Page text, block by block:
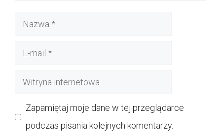
Nazwa
Witryna
Zapamiętaj moje dane w tej przeglądarce
podczas pisania kolejnych komentarzy.